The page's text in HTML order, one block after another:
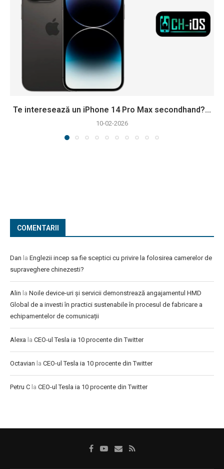
Te interesează un iPhone 14 Pro Max secondhand?...
10-02-2026
COMENTARII
Dan la Englezii incep sa fie sceptici cu privire la folosirea camerelor de
supraveghere chinezesti?
Alin la Noile device-uri și servicii demonstrează angajamentul HMD
Global de a investi în practici sustenabile în procesul de fabricare a
echipamentelor de comunicații
Alexa la CEO-ul Tesla ia 10 procente din Twitter
Octavian la CEO-ul Tesla ia 10 procente din Twitter
Petru C la CEO-ul Tesla ia 10 procente din Twitter